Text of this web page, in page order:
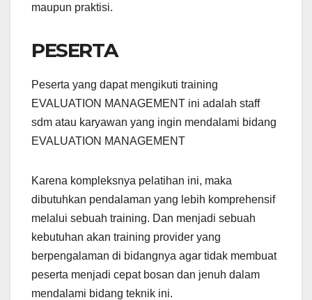
maupun praktisi.
PESERTA
Peserta yang dapat mengikuti training
EVALUATION MANAGEMENT ini adalah staff
sdm atau karyawan yang ingin mendalami bidang
EVALUATION MANAGEMENT
Karena kompleksnya pelatihan ini, maka
dibutuhkan pendalaman yang lebih komprehensif
melalui sebuah training. Dan menjadi sebuah
kebutuhan akan training provider yang
berpengalaman di bidangnya agar tidak membuat
peserta menjadi cepat bosan dan jenuh dalam
mendalami bidang teknik ini.